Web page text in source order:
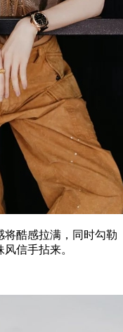
酷感拉满，同时勾勒
信手拈来。